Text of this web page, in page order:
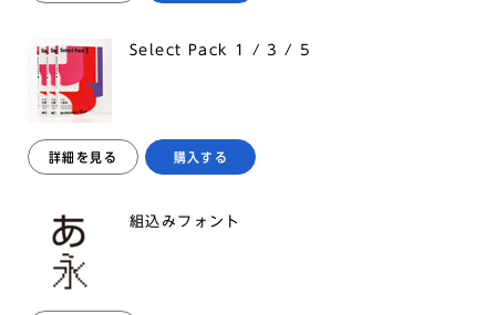
Select Pack 1 / 3 / 5
詳細を見る 購入する
組込みフォント